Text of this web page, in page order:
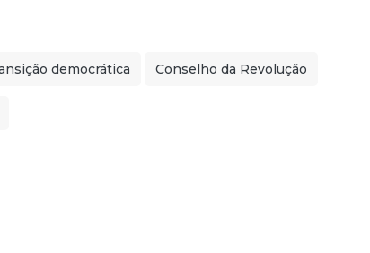
democrática Conselho da Revolução